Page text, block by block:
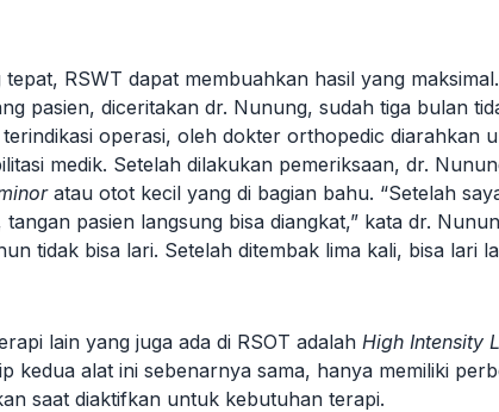
RSWT dapat membuahkan hasil yang
pasien, diceritakan dr. Nunung, sudah tiga bulan
operasi, oleh dokter orthopedic diarahkan
medik. Setelah dilakukan pemeriksaan, dr.
atau otot kecil yang di bagian bahu. “Setelah
pasien langsung bisa diangkat,” kata dr.
tidak bisa lari. Setelah ditembak lima kali, bisa lari
lain yang juga ada di RSOT adalah High Intensity
kedua alat ini sebenarnya sama, hanya memiliki
saat diaktifkan untuk kebutuhan terapi.